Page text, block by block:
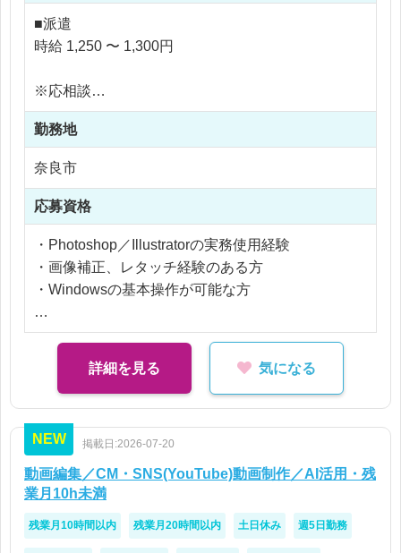
・アルバム表紙制作部署のサポート業務
・データ整理やその他付随業務
卒業という人生の節目を形に残す制作物に関われる
点が特徴です。
指示に沿って作業を進めるため、作業に集中しやす
い環境です。
■派遣
時給 1,250 〜 1,300円
※応相談
※ご経験により優遇
※交通費支給
※残業代全額支給
勤務地
奈良市
応募資格
・Photoshop／Illustratorの実務使用経験
・画像補正、レタッチ経験のある方
・Windowsの基本操作が可能な方
【歓迎条件】
詳細を見る 気になる
NEW 掲載日:2026-07-20
動画編集／CM・SNS(YouTube)動画制作／AI活用・残
業月10h未満
残業月10時間以内 残業月20時間以内 土日休み 週5日勤務